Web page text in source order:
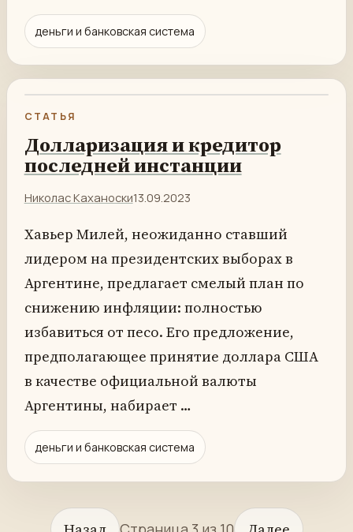
деньги и банковская система
СТАТЬЯ
Долларизация и кредитор
последней инстанции
Николас Каханоски13.09.2023
Хавьер Милей, неожиданно ставший
лидером на президентских выборах в
Аргентине, предлагает смелый план по
снижению инфляции: полностью
избавиться от песо. Его предложение,
предполагающее принятие доллара США
в качестве официальной валюты
Аргентины, набирает …
деньги и банковская система